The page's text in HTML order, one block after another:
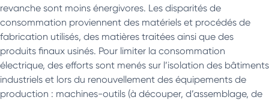
revanche sont moins énergivores. Les disparités de
consommation proviennent des matériels et procédés de
fabrication utilisés, des matières traitées ainsi que des
produits finaux usinés. Pour limiter la consommation
électrique, des efforts sont menés sur l’isolation des bâtiments
industriels et lors du renouvellement des équipements de
production : machines-outils (à découper, d’assemblage, de